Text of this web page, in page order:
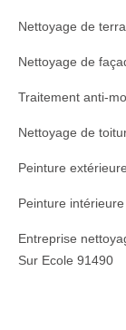
Nettoyage de
Nettoyage de
Traitement anti-
Nettoyage de
Peinture
Peinture
Entreprise
Sur Ecole 91490